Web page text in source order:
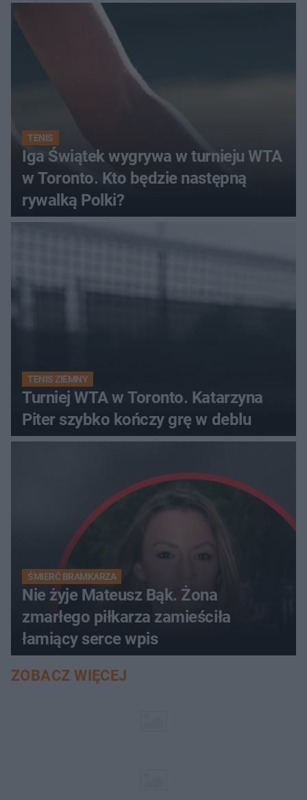
TENIS
Iga Świątek wygrywa w turnieju WTA
w Toronto. Kto będzie następną
rywalką Polki?
TENIS ZIEMNY
Turniej WTA w Toronto. Katarzyna
Piter szybko kończy grę w deblu
ŚMIERĆ BRAMKARZA
Nie żyje Mateusz Bąk. Żona
zmarłego piłkarza zamieściła
łamiący serce wpis
ZOBACZ WIĘCEJ